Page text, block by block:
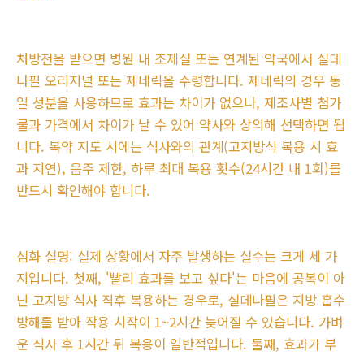
처방전을 받으면 병원 내 조제실 또는 연계된 약국에서 실데
나필 오리지널 또는 제네릭을 수령합니다. 제네릭의 경우 동
일 성분을 사용하므로 효과는 차이가 없으나, 제조사별 첨가
물과 가격에서 차이가 날 수 있어 약사와 상의해 선택하면 됩
니다. 복약 지도 시에는 식사와의 관계(고지방식 복용 시 효
과 지연), 음주 제한, 하루 최대 복용 횟수(24시간 내 1회)를
반드시 확인해야 합니다.
심화 설명: 실제 상황에서 자주 발생하는 실수는 크게 세 가
지입니다. 첫째, '빨리 효과를 보고 싶다'는 마음에 공복이 아
닌 고지방 식사 직후 복용하는 경우로, 실데나필은 지방 흡수
방해를 받아 작용 시작이 1~2시간 늦어질 수 있습니다. 가벼
운 식사 후 1시간 뒤 복용이 일반적입니다. 둘째, 효과가 부